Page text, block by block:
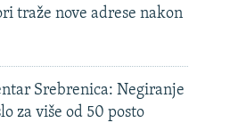
traže nove adrese nakon
Srebrenica: Negiranje
za više od 50 posto